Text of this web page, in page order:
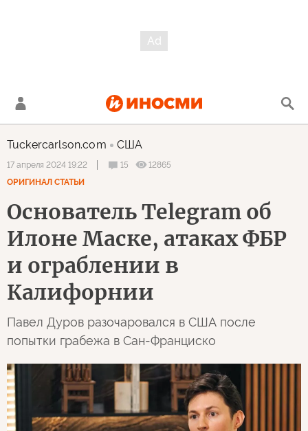
Tuckercarlson.com США
17 апреля 2024 19:22 15
12865
ОРИГИНАЛ СТАТЬИ
Основатель Telegram об
Илоне Маске, атаках ФБР
и ограблении в
Калифорнии
Павел Дуров разочаровался в США после
попытки грабежа в Сан-Франциско